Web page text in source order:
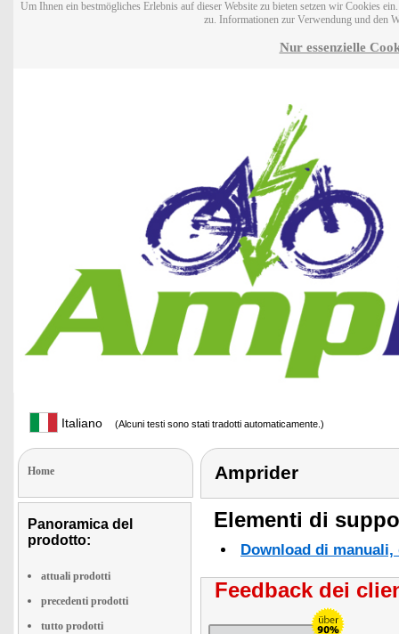
Um Ihnen ein bestmögliches Erlebnis auf dieser Website zu bieten setzen wir Cookies
zu. Informationen zur Verwendung und den
Nur essenzielle
Italiano (Alcuni testi sono stati tradotti automaticamente.)
Home
Panoramica del
prodotto:
attuali prodotti
precedenti prodotti
tutto prodotti
Amprider
Elementi di
Download di
Feedback dei